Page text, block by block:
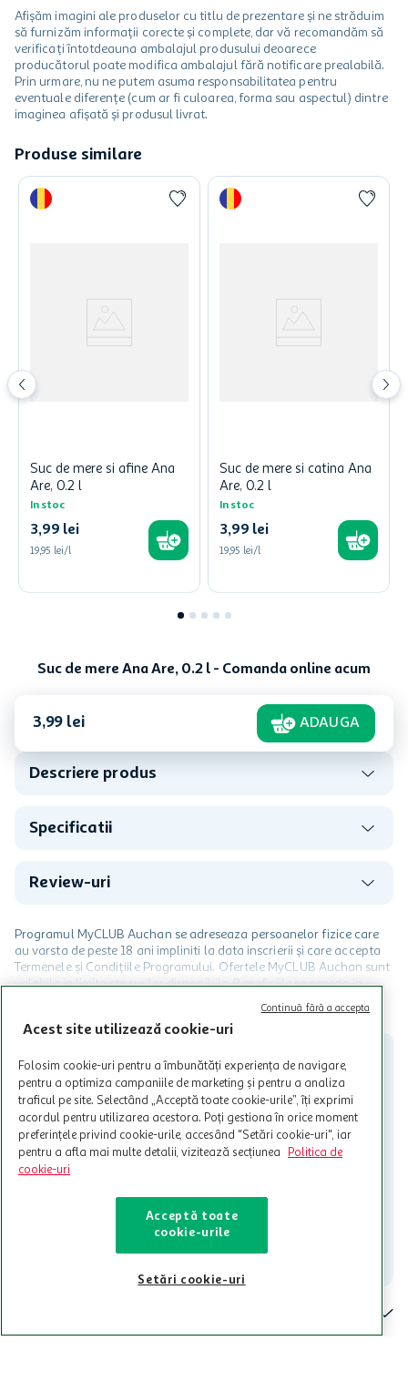
Afișăm imagini ale produselor cu titlu de prezentare și ne străduim
să furnizăm informații corecte și complete, dar vă recomandăm să
verificați întotdeauna ambalajul produsului deoarece
producătorul poate modifica ambalajul fără notificare prealabilă.
Prin urmare, nu ne putem asuma responsabilitatea pentru
eventuale diferențe (cum ar fi culoarea, forma sau aspectul) dintre
imaginea afișată și produsul livrat.
Produse similare
Suc de mere si afine Ana
Are, 0.2 l
In stoc
3,99 lei
19,95 lei/l
Suc de mere si catina Ana
Are, 0.2 l
In stoc
3,99 lei
19,95 lei/l
Suc de mere Ana Are, 0.2 l - Comanda online acum
3,99 lei ADAUGA
Descriere produs
Specificatii
Review-uri
Programul MyCLUB Auchan se adreseaza persoanelor fizice care
au varsta de peste 18 ani impliniti la data inscrierii și care accepta
Termenele și Condițiile Programului. Ofertele MyCLUB Auchan sunt
valabile in limita stocurilor disponibile. Beneficiile se acorda in
Cardul poate fi utilizat doar in legatura cu magazinele Auchan
participante și pentru acțiuni promotionale indicate de Auchan si
activitati in afara celor mentionate in Termene si Conditii. Auchan
nu raspunde pentru imposibilitatea utilizarii Cardului in perioada in
care aceste este suspendat sau in perioada in care sunt efectuate
intretineri sau reparatii tehnice la sistemul de utilizarea al Cardului.
Contacteaza-ne!
021-9141 contact@auchan.ro
Acest site utilizează cookie-uri
Folosim cookie-uri pentru a îmbunătăți experiența de navigare,
pentru a optimiza campaniile de marketing și pentru a analiza
traficul pe site. Selectând „Acceptă toate cookie-urile”, îți exprimi
acordul pentru utilizarea acestora. Poți gestiona în orice moment
preferințele privind cookie-urile, accesând "Setări cookie-uri", iar
pentru a afla mai multe detalii, vizitează secțiunea
Politica de
cookie-uri
Acceptă toate
cookie-urile
Setări cookie-uri
Continuă fără a accepta